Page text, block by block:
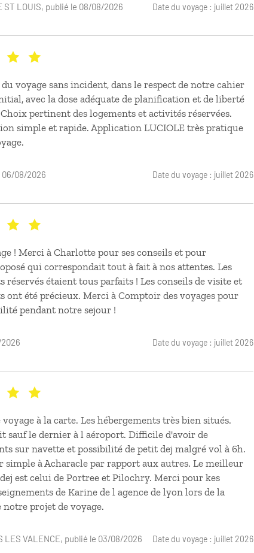
ST LOUIS, publié le 08/08/2026
Date du voyage : juillet 2026
voyage sans incident, dans le respect de notre cahier
avec la dose adéquate de planification et de liberté
pertinent des logements et activités réservées.
simple et rapide. Application LUCIOLE très pratique
06/08/2026
Date du voyage : juillet 2026
! Merci à Charlotte pour ses conseils et pour
qui correspondait tout à fait à nos attentes. Les
réservés étaient tous parfaits ! Les conseils de visite et
ont été précieux. Merci à Comptoir des voyages pour
pendant notre sejour !
Date du voyage : juillet 2026
à la carte. Les hébergements très bien situés.
sauf le dernier à l aéroport. Difficile d'avoir de
sur navette et possibilité de petit dej malgré vol à 6h.
simple à Acharacle par rapport aux autres. Le meilleur
est celui de Portree et Pilochry. Merci pour kes
de Karine de l agence de lyon lors de la
projet de voyage.
LES VALENCE, publié le 03/08/2026
Date du voyage : juillet 2026